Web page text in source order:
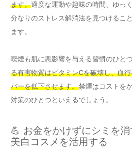
ます。適度な運動や趣味の時間、ゆっ
分なりのストレス解消法を見つけるこ
ます。
喫煙も肌に悪影響を与える習慣のひとつ
る有害物質はビタミンCを破壊し、血
バーを低下させます。禁煙はコストを
対策のひとつといえるでしょう。
💪 お金をかけずにシミを
美白コスメを活用する